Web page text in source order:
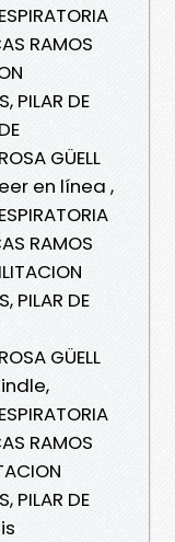
RAMOS
PILAR DE
GÜELL
en línea ,
RAMOS
PILAR DE
GÜELL
RAMOS
PILAR DE